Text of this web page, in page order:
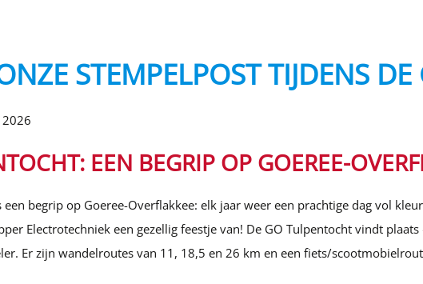
STEMPELPOST TIJDENS
EEN BEGRIP OP GOEREE-
een begrip op Goeree-Overflakkee: elk jaar weer een prachtige dag vol
Electrotechniek een gezellig feestje van! De GO Tulpentocht vindt
Er zijn wandelroutes van 11, 18,5 en 26 km en een fiets/